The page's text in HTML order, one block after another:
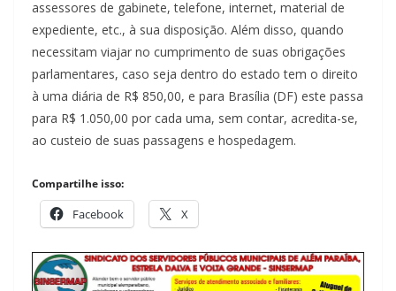
assessores de gabinete, telefone, internet, material de
expediente, etc., à sua disposição. Além disso, quando
necessitam viajar no cumprimento de suas obrigações
parlamentares, caso seja dentro do estado tem o direito
à uma diária de R$ 850,00, e para Brasília (DF) este passa
para R$ 1.050,00 por cada uma, sem contar, acredita-se,
ao custeio de suas passagens e hospedagem.
Compartilhe isso:
Facebook X